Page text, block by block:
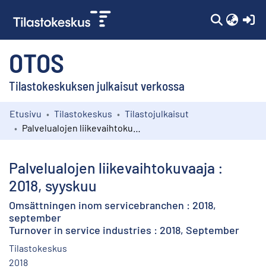
OTOS
Tilastokeskuksen julkaisut verkossa
Kokoelmat
Etusivu Tilastokeskus
Tilastojulkaisut
Palvelualojen liikevaihtokuvaaja :
2018, syyskuu
Omsättningen inom servicebranchen : 2018,
september
Turnover in service industries : 2018, September
Tilastokeskus
2018